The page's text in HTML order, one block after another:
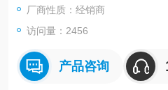
厂商性质：经销商
访问量：2456
产品咨询